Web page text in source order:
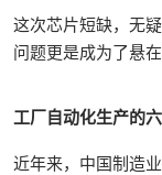
这次芯片短缺，无
问题更是成为了悬
工厂自动化生产的
近年来，中国制造